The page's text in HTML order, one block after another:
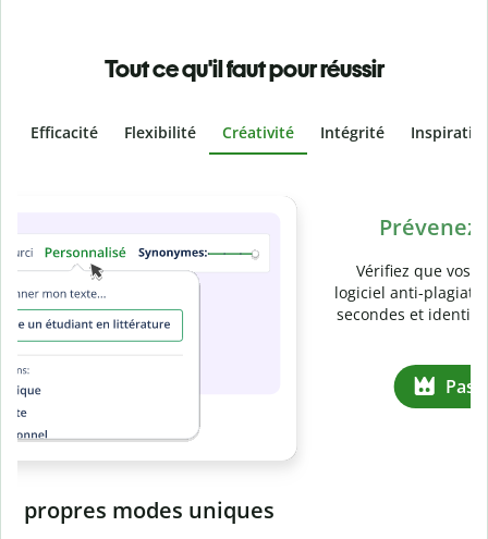
Tout ce qu'il faut pour réussir
Efficacité Flexibilité Créativité Intégrité
Prévenezle plagiat involontaire